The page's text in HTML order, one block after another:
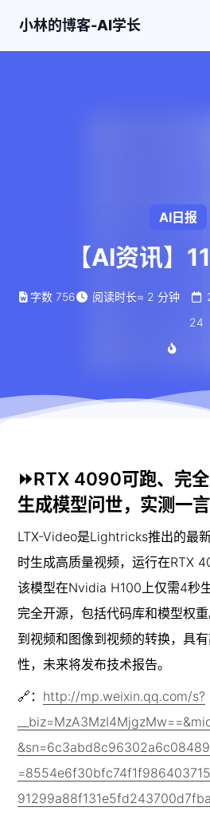
小林的博客-AI学长
AI日报
【AI资讯】
字数 756 阅读时长≈ 2 分钟
24
⏩RTX 4090可跑、完
生成模型问世，实测一
LTX-Video是Lightricks推出的最
时生成高质量视频，运行在RTX
该模型在Nvidia H100上仅需4秒
完全开源，包括代码库和模型权
到视频和图像到视频的转换，具
性，未来将发布技术报告。
🔗： http://mp.weixin.qq.com/s?